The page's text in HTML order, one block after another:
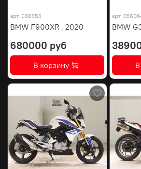
арт. 038655
BMW F900XR , 2020
680000 руб
В корзину
арт.
BMW